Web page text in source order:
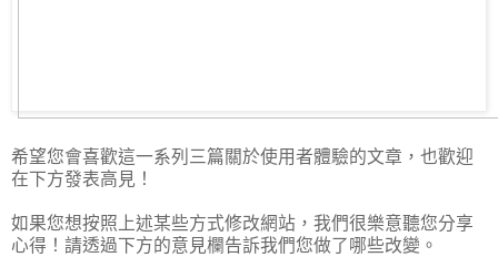
希望您會喜歡這一系列三篇關於使用者體驗的文章，也歡迎
在下方發表高見！
如果您想按照上述某些方式修改網站，我們很樂意聽您分享
心得！請透過下方的意見欄告訴我們您做了哪些改變。